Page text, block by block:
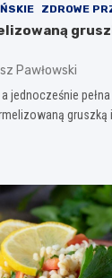
ZDROWE
Pawłowski
jednocześnie
gruszką